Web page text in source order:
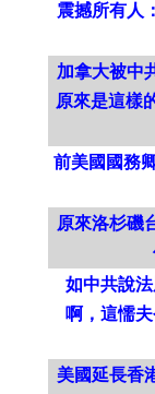
震撼所有人
加拿大被中
原來是這樣
前美國國務
原來洛杉磯
如中共說
啊，這懦
美國延長香